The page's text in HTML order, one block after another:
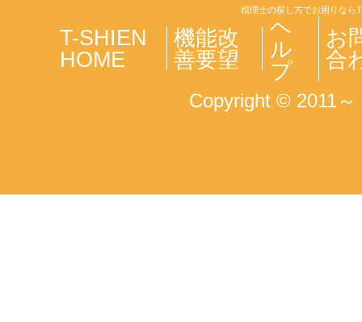
税理士の探し方でお困りなら
T-SHIEN
HOME
機能改
善要望
ヘ
ル
プ
お
合
Copyright © 2011